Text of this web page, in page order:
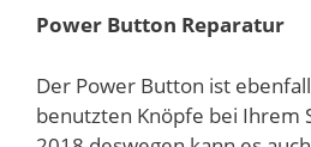
Power Button Reparatur
Der Power Button ist
benutzten Knöpfe bei Ihrem